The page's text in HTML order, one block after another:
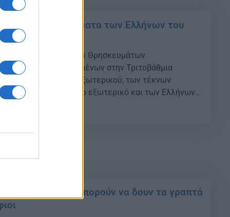
Τα αποτελέσματα των Ελλήνων του
Παιδείας, Έρευνας και Θρησκευμάτων
ονόματα των εισαγομένων στην Τριτοβάθμια
Ελλήνων του Εξωτερικού, των τέκνων
που υπηρετούν στο εξωτερικό και των Ελλήνων
του εξωτερικού. {ad} Τα ανωτέρω
Μέχρι πότε μπορούν να δουν τα γραπτά